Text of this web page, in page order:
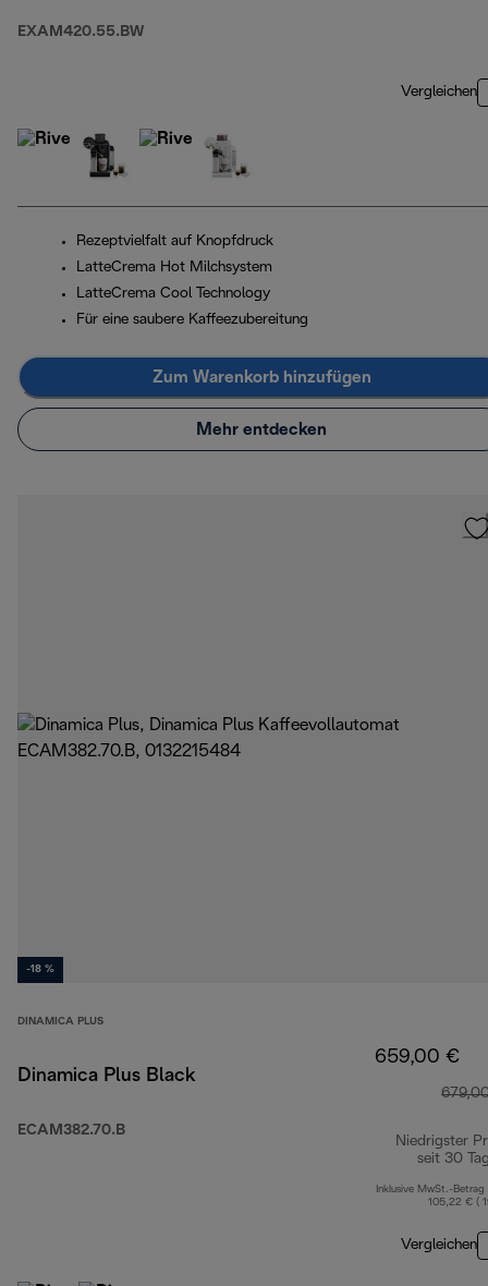
EXAM420.55.BW
Vergleichen
Rezeptvielfalt auf Knopfdruck
LatteCrema Hot Milchsystem
LatteCrema Cool Technology
Für eine saubere Kaffeezubereitung
Zum Warenkorb hinzufügen
Mehr entdecken
-18 %
DINAMICA PLUS
Dinamica Plus Black
ECAM382.70.B
659,00 €
Niedrigster
seit 30
Inklusive MwSt.-Betrag
105,22 € (
Vergleichen